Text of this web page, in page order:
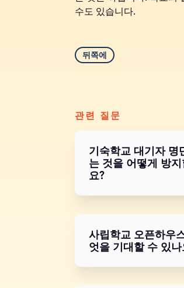
수도 있습니다.
뒤쪽에
관련 질문
기숙학교 대기자 명
는 것을 어떻게 방
요?
사립학교 오픈하우
엇을 기대할 수 있나